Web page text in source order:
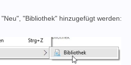
"Bibliothek" hinzugefügt werden: